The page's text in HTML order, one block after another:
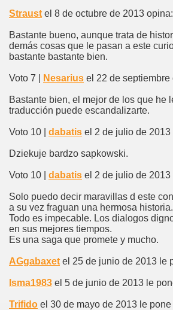
Straust el 8 de octubre de 2013 opina:
Bastante bueno, aunque trata de
demás cosas que le pasan a este
bastante bastante bien.
Voto 7 | Nesarius el 22 de septiembre
Bastante bien, el mejor de los que he
traducción puede escandalizarte.
Voto 10 | dabatis el 2 de julio de 2013
Dziekuje bardzo sapkowski.
Voto 10 | dabatis el 2 de julio de 2013
Solo puedo decir maravillas d este
a su vez fraguan una hermosa historia.
Todo es impecable. Los dialogos
en sus mejores tiempos.
Es una saga que promete y mucho.
AGgabaxet el 25 de junio de 2013 le
Isma1983 el 5 de junio de 2013 le
Trifido el 30 de mayo de 2013 le pone